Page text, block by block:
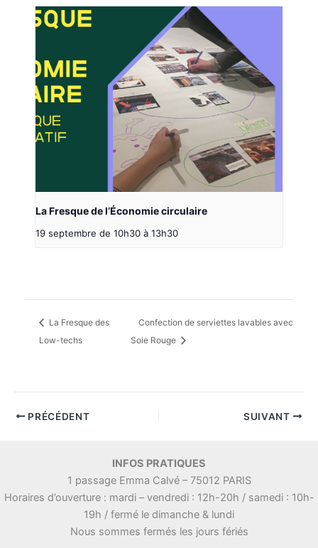
La Fresque de l’Économie circulaire
19 septembre de 10h30 à 13h30
La Fresque des
Low-techs
Confection de serviettes lavables avec
Soie Rouge
PRÉCÉDENT SUIVANT
INFOS PRATIQUES
1 passage Emma Calvé – 75012 PARIS
Horaires d’ouverture : mardi – vendredi : 12h-20h / samedi : 10h-
19h / fermé le dimanche & lundi
Nous sommes fermés les jours fériés